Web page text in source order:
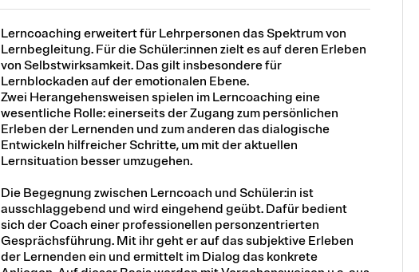
Lerncoaching erweitert für Lehrpersonen das Spektrum von
Lernbegleitung. Für die Schüler:innen zielt es auf deren Erleben
von Selbstwirksamkeit. Das gilt insbesondere für
Lernblockaden auf der emotionalen Ebene.
Zwei Herangehensweisen spielen im Lerncoaching eine
wesentliche Rolle: einerseits der Zugang zum persönlichen
Erleben der Lernenden und zum anderen das dialogische
Entwickeln hilfreicher Schritte, um mit der aktuellen
Lernsituation besser umzugehen.
Die Begegnung zwischen Lerncoach und Schüler:in ist
ausschlaggebend und wird eingehend geübt. Dafür bedient
sich der Coach einer professionellen personzentrierten
Gesprächsführung. Mit ihr geht er auf das subjektive Erleben
der Lernenden ein und ermittelt im Dialog das konkrete